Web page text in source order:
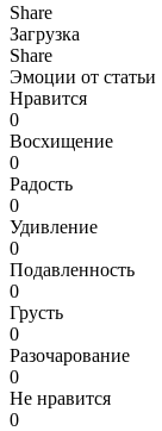
Share
Загрузка
Share
Эмоции от статьи
Нравится
0
Восхищение
0
Радость
0
Удивление
0
Подавленность
0
Грусть
0
Разочарование
0
Не нравится
0